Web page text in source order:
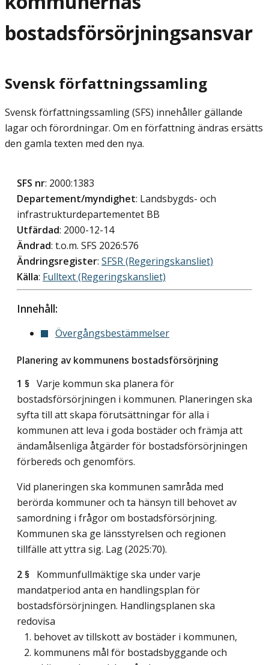
bostadsförsörjningsansvar
Svensk författningssamling
Svensk författningssamling (SFS) innehåller gällande
lagar och förordningar. Om en författning ändras ersätts
den gamla texten med den nya.
SFS nr: 2000:1383
Departement/myndighet: Landsbygds- och
infrastrukturdepartementet BB
Utfärdad: 2000-12-14
Ändrad: t.o.m. SFS 2026:576
Ändringsregister: SFSR (Regeringskansliet)
Källa: Fulltext (Regeringskansliet)
Innehåll:
Övergångsbestämmelser
Planering av kommunens bostadsförsörjning
1 § Varje kommun ska planera för
bostadsförsörjningen i kommunen. Planeringen ska
syfta till att skapa förutsättningar för alla i
kommunen att leva i goda bostäder och främja att
ändamålsenliga åtgärder för bostadsförsörjningen
förbereds och genomförs.
Vid planeringen ska kommunen samråda med
berörda kommuner och ta hänsyn till behovet av
samordning i frågor om bostadsförsörjning.
Kommunen ska ge länsstyrelsen och regionen
tillfälle att yttra sig. Lag (2025:70).
2 § Kommunfullmäktige ska under varje
mandatperiod anta en handlingsplan för
bostadsförsörjningen. Handlingsplanen ska
redovisa
1. behovet av tillskott av bostäder i kommunen,
2. kommunens mål för bostadsbyggande och